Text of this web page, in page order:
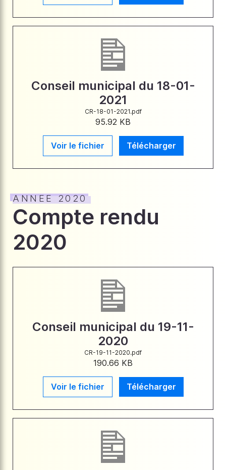
Conseil municipal du 18-01-
2021
CR-18-01-2021.pdf
95.92 KB
Voir le fichier Télécharger
ANNEE 2020
Compte rendu
2020
Conseil municipal du 19-11-
2020
CR-19-11-2020.pdf
190.66 KB
Voir le fichier Télécharger